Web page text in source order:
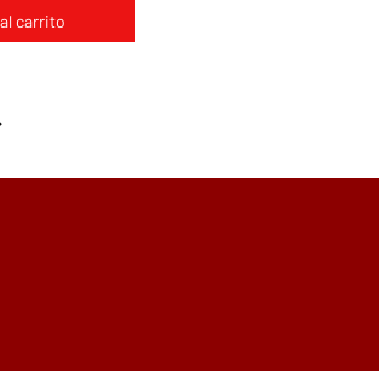
carrito